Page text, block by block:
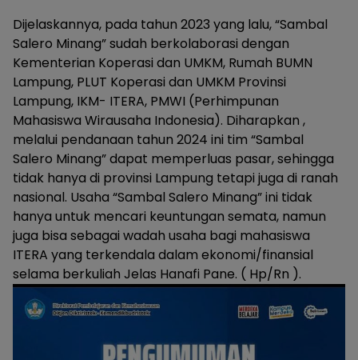
Dijelaskannya, pada tahun 2023 yang lalu, “Sambal
Salero Minang” sudah berkolaborasi dengan
Kementerian Koperasi dan UMKM, Rumah BUMN
Lampung, PLUT Koperasi dan UMKM Provinsi
Lampung, IKM- ITERA, PMWI (Perhimpunan
Mahasiswa Wirausaha Indonesia). Diharapkan ,
melalui pendanaan tahun 2024 ini tim “Sambal
Salero Minang” dapat memperluas pasar, sehingga
tidak hanya di provinsi Lampung tetapi juga di ranah
nasional. Usaha “Sambal Salero Minang” ini tidak
hanya untuk mencari keuntungan semata, namun
juga bisa sebagai wadah usaha bagi mahasiswa
ITERA yang terkendala dalam ekonomi/finansial
selama berkuliah Jelas Hanafi Pane. ( Hp/Rn ).